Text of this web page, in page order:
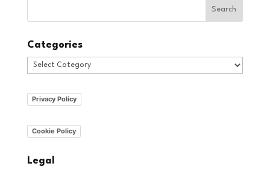
Categories
Categories
Privacy Policy
Cookie Policy
Legal